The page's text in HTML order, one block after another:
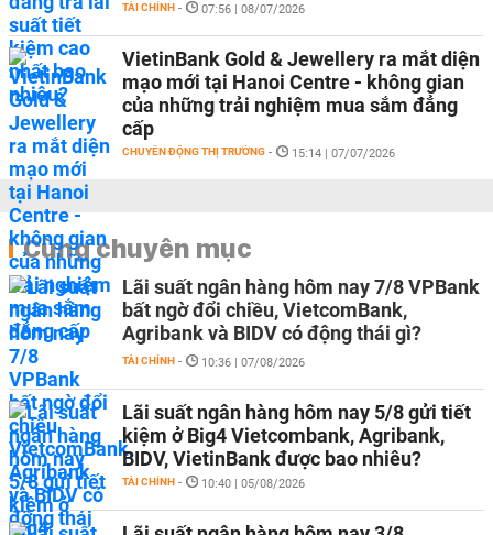
TÀI CHÍNH - 07:56 | 08/07/2026
VietinBank Gold & Jewellery ra mắt diện
mạo mới tại Hanoi Centre - không gian
của những trải nghiệm mua sắm đẳng
cấp
CHUYỂN ĐỘNG THỊ TRƯỜNG - 15:14 | 07/07/2026
Cùng chuyên mục
Lãi suất ngân hàng hôm nay 7/8 VPBank
bất ngờ đổi chiều, VietcomBank,
Agribank và BIDV có động thái gì?
TÀI CHÍNH - 10:36 | 07/08/2026
Lãi suất ngân hàng hôm nay 5/8 gửi tiết
kiệm ở Big4 Vietcombank, Agribank,
BIDV, VietinBank được bao nhiêu?
TÀI CHÍNH - 10:40 | 05/08/2026